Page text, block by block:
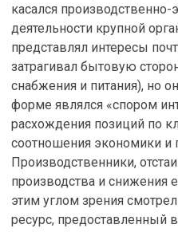
касался
деятельности крупной
представлял интересы
затрагивал бытовую
снабжения и питания), но
форме являлся «спором
расхождения позиций по
соотношения экономики и
Производственники,
производства и снижения
этим углом зрения
ресурс, предоставленный